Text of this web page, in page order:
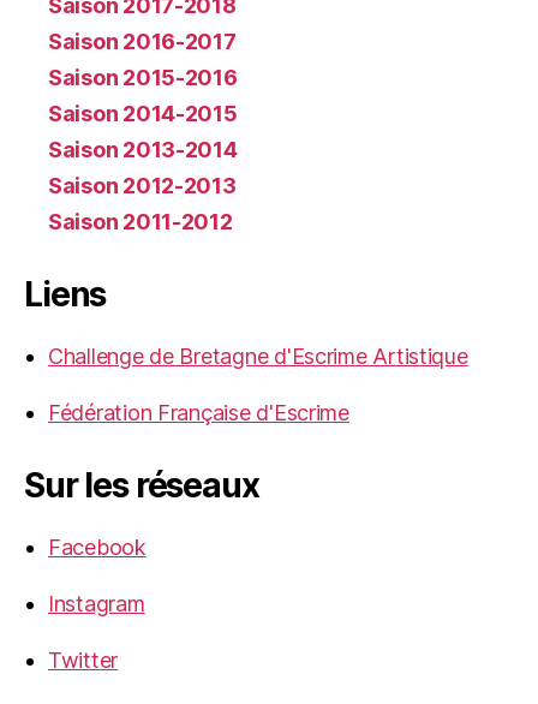
Saison 2016-2017
Saison 2015-2016
Saison 2014-2015
Saison 2013-2014
Saison 2012-2013
Saison 2011-2012
Liens
Challenge de Bretagne d'Escrime Artistique
Fédération Française d'Escrime
Sur les réseaux
Facebook
Instagram
Twitter